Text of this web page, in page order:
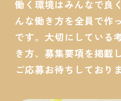
働く環境はみんなで良
んな働き方を全員で作
です。大切にしている
き方、募集要項を掲載
ご応募お待ちしており